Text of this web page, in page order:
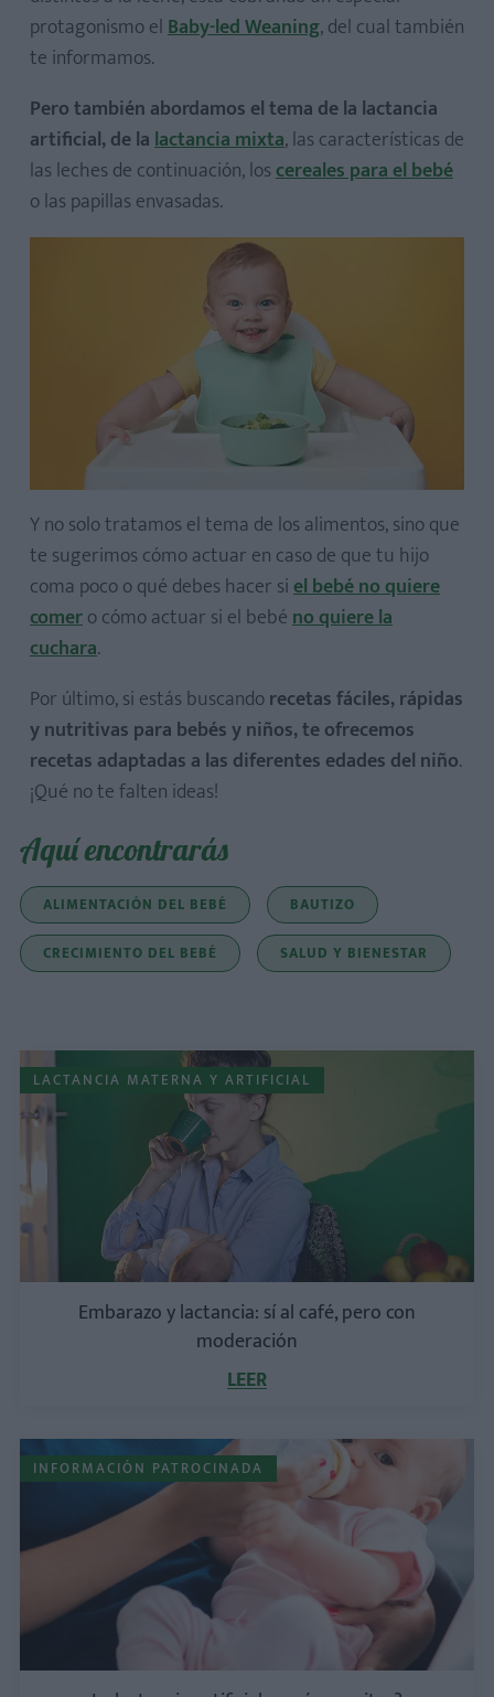
protagonismo elBaby-led Weaning, del cual también
te informamos.
Pero también abordamos el tema de la lactancia
artificial, de lalactancia mixta, las características de
las leches de continuación, loscereales para el bebé
o las papillas envasadas.
Y no solo tratamos el tema de los alimentos, sino que
te sugerimos cómo actuar en caso de que tu hijo
coma poco o qué debes hacer siel bebé no quiere
comero cómo actuar si el bebéno quiere la
cuchara.
Por último, si estás buscandorecetas fáciles, rápidas
y nutritivas para bebés y niños, te ofrecemos
recetas adaptadas a las diferentes edades del niño.
¡Qué no te falten ideas!
Aquí encontrarás
ALIMENTACIÓN DEL BEBÉ
BAUTIZO
CRECIMIENTO DEL BEBÉ
SALUD Y BIENESTAR
LACTANCIA MATERNA Y ARTIFICIAL
Embarazo y lactancia: sí al café, pero con
moderación
LEER
INFORMACIÓN PATROCINADA